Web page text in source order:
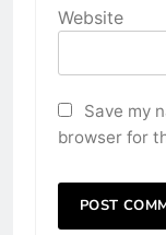
Website
Save my
browser for